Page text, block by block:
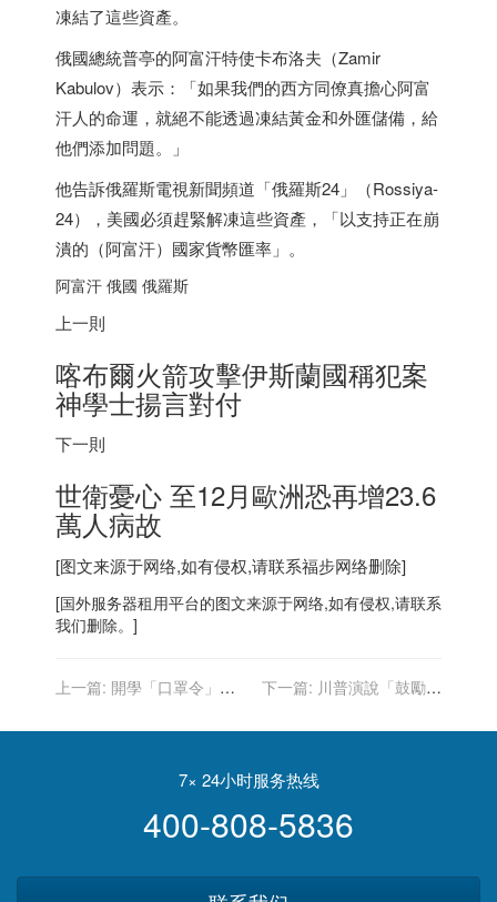
凍結了這些資產。
俄國總統普亭的阿富汗特使卡布洛夫（Zamir
Kabulov）表示：「如果我們的西方同僚真擔心阿富
汗人的命運，就絕不能透過凍結黃金和外匯儲備，給
他們添加問題。」
他告訴俄羅斯電視新聞頻道「俄羅斯24」（Rossiya-
24），美國必須趕緊解凍這些資產，「以支持正在崩
潰的（阿富汗）國家貨幣匯率」。
阿富汗 俄國 俄羅斯
上一則
喀布爾火箭攻擊伊斯蘭國稱犯案
神學士揚言對付
下一則
世衛憂心 至12月歐洲恐再增23.6
萬人病故
[图文来源于网络,如有侵权,请联系福步网络删除]
[国外服务器租用平台的图文来源于网络,如有侵权,请联系
我们删除。]
上一篇: 開學「口罩令」亂
口罩被扯掉
下一篇: 川普演說「鼓勵打
噓、嘲笑
7× 24小时服务热线
400-808-5836